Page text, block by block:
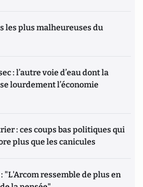
les plus malheureuses du
: l’autre voie d’eau dont la
lourdement l’économie
: ces coups bas politiques qui
plus que les canicules
"L'Arcom ressemble de plus en